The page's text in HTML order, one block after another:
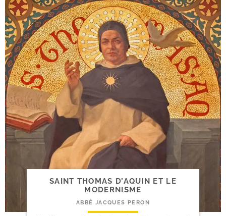
SAINT THOMAS D’AQUIN ET LE
MODERNISME
ABBÉ JACQUES PERON